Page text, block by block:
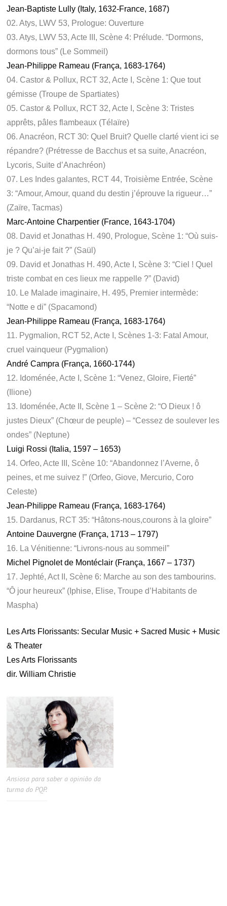
Jean-Baptiste Lully (Italy, 1632-France, 1687)
02. Atys, LWV 53, Prologue: Ouverture
03. Atys, LWV 53, Acte III, Scène 4: Prélude. “Dormons,
dormons tous” (Le Sommeil)
Jean-Philippe Rameau (França, 1683-1764)
04. Castor & Pollux, RCT 32, Acte I, Scène 1: Que tout
gémisse (Troupe de Spartiates)
05. Castor & Pollux, RCT 32, Acte I, Scène 3: Tristes
apprêts, pâles flambeaux (Télaïre)
06. Anacréon, RCT 30: Quel Bruit? Quelle clarté vient ici se
répandre? (Prétresse de Bacchus et sa suite, Anacréon,
Lycoris, Suite d’Anachréon)
07. Les Indes galantes, RCT 44, Troisième Entrée, Scène
3: “Amour, Amour, quand du destin j’éprouve la rigueur…”
(Zaïre, Tacmas)
Marc-Antoine Charpentier (France, 1643-1704)
08. David et Jonathas H. 490, Prologue, Scène 1: “Où suis-
je ? Qu’ai-je fait ?” (Saül)
09. David et Jonathas H. 490, Acte I, Scène 3: “Ciel ! Quel
triste combat en ces lieux me rappelle ?” (David)
10. Le Malade imaginaire, H. 495, Premier intermède:
“Notte e di” (Spacamond)
Jean-Philippe Rameau (França, 1683-1764)
11. Pygmalion, RCT 52, Acte I, Scènes 1-3: Fatal Amour,
cruel vainqueur (Pygmalion)
André Campra (França, 1660-1744)
12. Idoménée, Acte I, Scène 1: “Venez, Gloire, Fierté”
(Ilione)
13. Idoménée, Acte II, Scène 1 – Scène 2: “O Dieux ! ô
justes Dieux” (Chœur de peuple) – “Cessez de soulever les
ondes” (Neptune)
Luigi Rossi (Italia, 1597 – 1653)
14. Orfeo, Acte III, Scène 10: “Abandonnez l’Averne, ô
peines, et me suivez !” (Orfeo, Giove, Mercurio, Coro
Celeste)
Jean-Philippe Rameau (França, 1683-1764)
15. Dardanus, RCT 35: “Hâtons-nous,courons à la gloire”
Antoine Dauvergne (França, 1713 – 1797)
16. La Vénitienne: “Livrons-nous au sommeil”
Michel Pignolet de Montéclair (França, 1667 – 1737)
17. Jephté, Act II, Scène 6: Marche au son des tambourins.
“Ô jour heureux” (Iphise, Elise, Troupe d’Habitants de
Maspha)
Les Arts Florissants: Secular Music + Sacred Music + Music
& Theater
Les Arts Florissants
dir. William Christie
Ansiosa para saber a opinião da
turma do PQP.